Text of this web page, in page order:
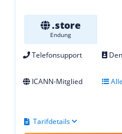
.store
Endung
Telefonsupport
ICANN-Mitglied
Tarifdetails